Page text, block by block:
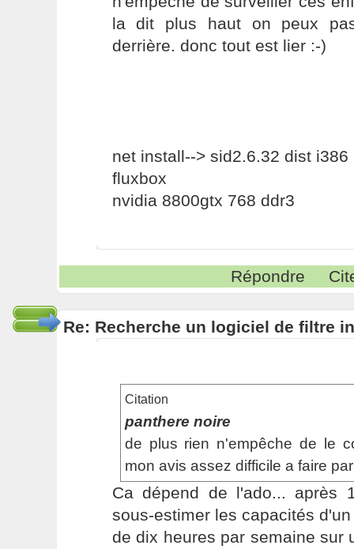
la dit plus haut on peux
derrière. donc tout est lier :-)
net install--> sid2.6.32 dist i386
fluxbox
nvidia 8800gtx 768 ddr3
Répondre
Re: Recherche un logiciel de filtre
Citation
panthere noire
de plus rien n'empêche de le
mon avis assez difficile a faire
Ca dépend de l'ado... après
sous-estimer les capacités
de dix heures par semaine sur